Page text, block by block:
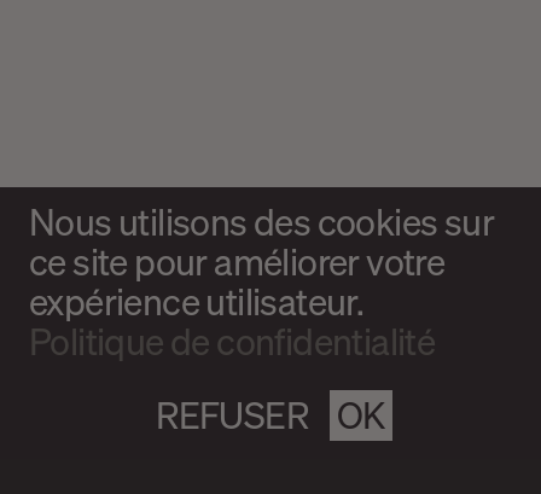
Nous utilisons des cookies sur
ce site pour améliorer votre
expérience utilisateur.
Politique de confidentialité
OK
REFUSER